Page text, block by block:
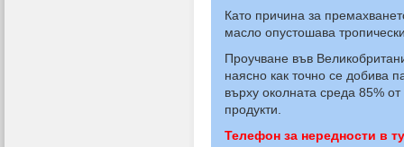
Като причина за
масло опустошава
Проучване във
наясно как точно се добива
върху околната среда 85%
продукти.
Телефон за нередности в